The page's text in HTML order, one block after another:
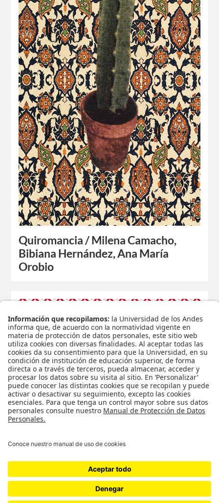
Quiromancia / Milena Camacho,
Bibiana Hernández, Ana María
Orobio
www.mobilcloud.live / Breyner
Breyner Huertas www.mobilcloud.live 2 al 23 de mayo,
2018 http://mobilcloud.live Un niño juega jacks en la luna.
Cada vez que rebota su pelota de caucho tiene tiempo
para…